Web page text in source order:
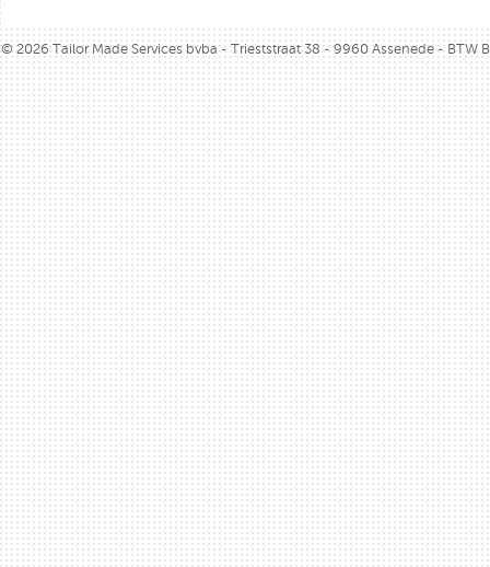
© 2026 Tailor Made Services bvba - Trieststraat 38 - 9960 Assenede - BTW